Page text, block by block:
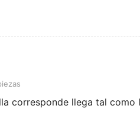
corresponde llega tal como